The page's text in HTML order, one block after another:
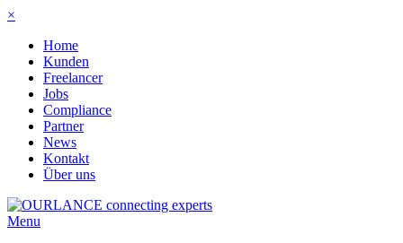
×
Home
Kunden
Freelancer
Jobs
Compliance
Partner
News
Kontakt
Über uns
Menu